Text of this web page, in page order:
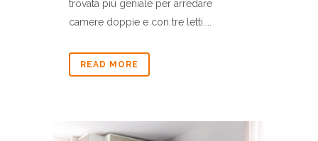
trovata più geniale per arredare
camere doppie e con tre letti....
READ MORE